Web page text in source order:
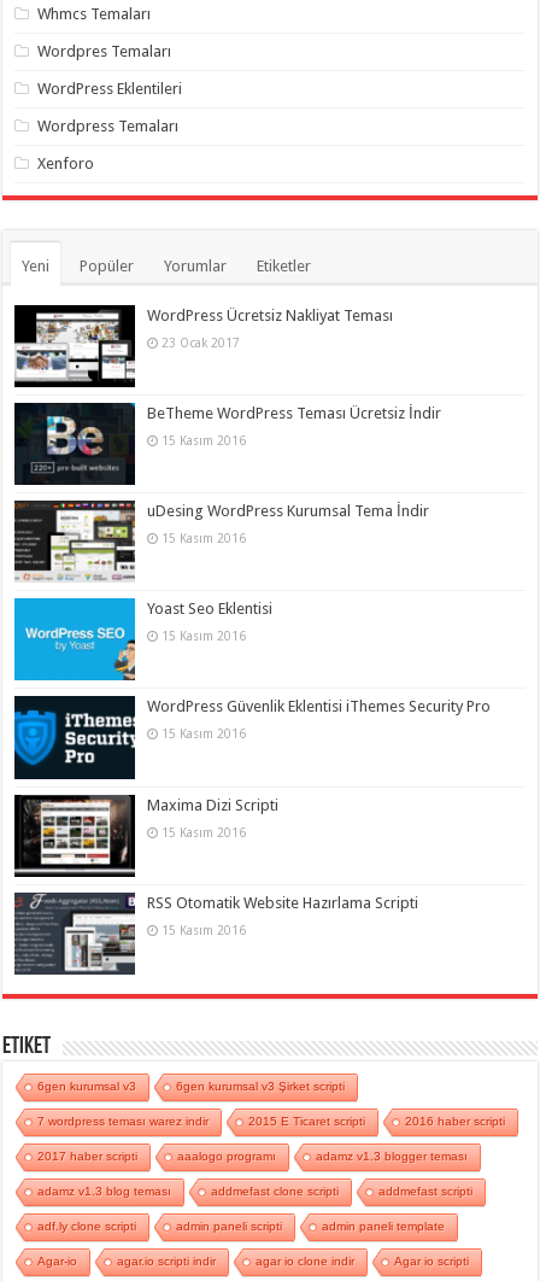
takipçiWhmcs Temaları
Wordpres Temaları
WordPress Eklentileri
Wordpress Temaları
Xenforo
Yeni Popüler Yorumlar Etiketler
WordPress Ücretsiz Nakliyat Teması
23 Ocak 2017
BeTheme WordPress Teması Ücretsiz İndir
15 Kasım 2016
uDesing WordPress Kurumsal Tema İndir
15 Kasım 2016
Yoast Seo Eklentisi
15 Kasım 2016
WordPress Güvenlik Eklentisi iThemes Security Pro
15 Kasım 2016
Maxima Dizi Scripti
15 Kasım 2016
RSS Otomatik Website Hazırlama Scripti
15 Kasım 2016
Etiket
6gen kurumsal v3 6gen kurumsal v3 Şirket scripti
7 wordpress teması warez indir 2015 E Ticaret scripti 2016 haber scripti
2017 haber scripti aaalogo programı adamz v1.3 blogger teması
adamz v1.3 blog teması addmefast clone scripti addmefast scripti
adf.ly clone scripti admin paneli scripti admin paneli template
Agar-io agar.io scripti indir agar io clone indir Agar io scripti